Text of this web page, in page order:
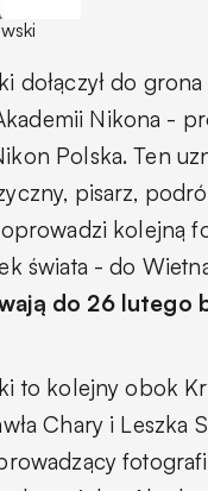
dołączył do grona
Nikona -
Polska. Ten
pisarz,
kolejną
świata - do
do 26 lutego
to kolejny obok
Chary i Leszka